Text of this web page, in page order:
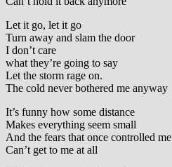
Let it go, let it go
Turn away and slam the door
I don’t care
what they’re going to say
Let the storm rage on.
The cold never bothered me anyway
It’s funny how some distance
Makes everything seem small
And the fears that once controlled me
Can’t get to me at all